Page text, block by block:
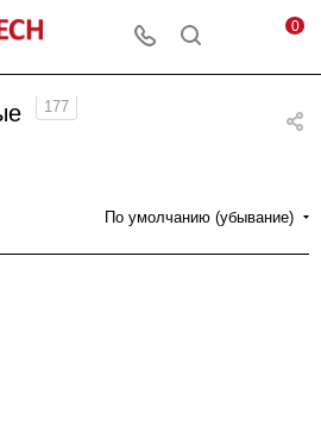
0
177
По умолчанию (убывание)